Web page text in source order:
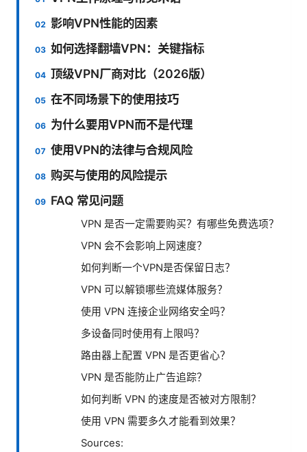
影响VPN性能的因素
如何选择翻墙VPN：关键指标
顶级VPN厂商对比（2026版）
在不同场景下的使用技巧
为什么要用VPN而不是代理
使用VPN的法律与合规风险
购买与使用的风险提示
FAQ 常见问题
VPN 是否一定需要购买？有哪些免费选项？
VPN 会不会影响上网速度？
如何判断一个VPN是否保留日志？
VPN 可以解锁哪些流媒体服务？
使用 VPN 连接企业网络安全吗？
多设备同时使用有上限吗？
路由器上配置 VPN 是否更省心？
VPN 是否能防止广告追踪？
如何判断 VPN 的速度是否被对方限制？
使用 VPN 需要多久才能看到效果？
Sources: